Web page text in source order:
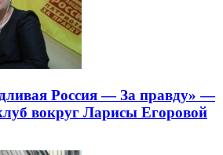
Россия — За правду» —
вокруг Ларисы Егоровой